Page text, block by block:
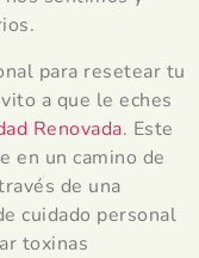
para resetear tu
a que le eches
Renovada. Este
en un camino de
de una
cuidado personal
toxinas